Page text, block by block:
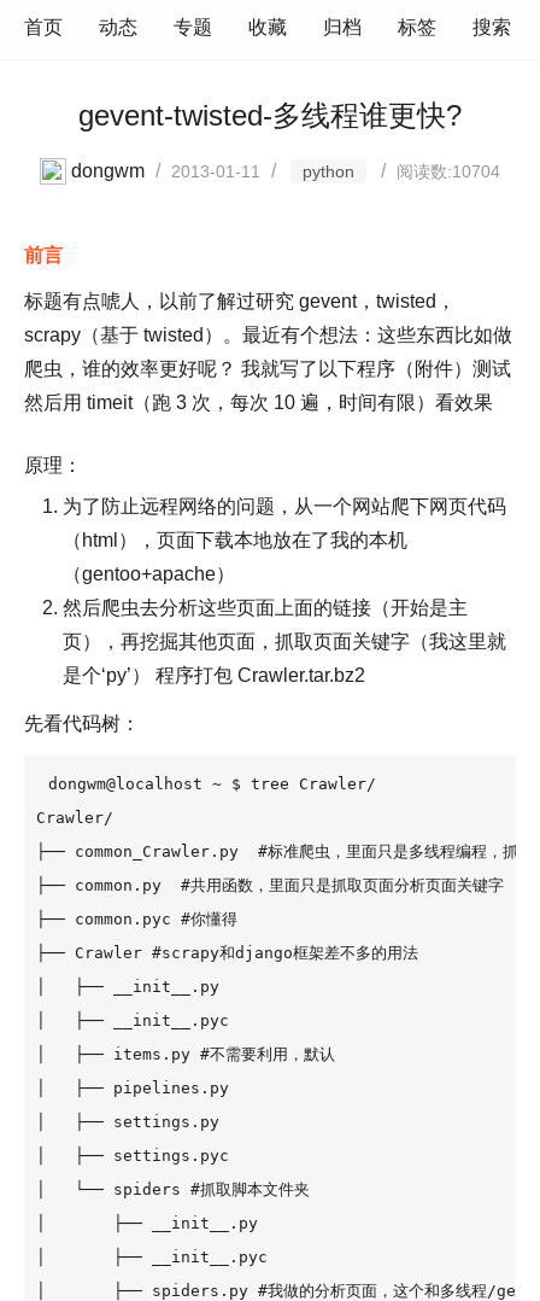
首页 动态 专题 收藏 归档 标签 搜索
gevent-twisted-多线程谁更快?
dongwm / 2013-01-11 / python / 阅读数:10704
前言
标题有点唬人，以前了解过研究 gevent，twisted，
scrapy（基于 twisted）。最近有个想法：这些东西比如做
爬虫，谁的效率更好呢？ 我就写了以下程序（附件）测试
然后用 timeit（跑 3 次，每次 10 遍，时间有限）看效果
原理：
为了防止远程网络的问题，从一个网站爬下网页代码
（html），页面下载本地放在了我的本机
（gentoo+apache）
然后爬虫去分析这些页面上面的链接（开始是主
页），再挖掘其他页面，抓取页面关键字（我这里就
是个‘py’） 程序打包 Crawler.tar.bz2
先看代码树：
dongwm@localhost ~ $ tree Crawler/
Crawler/
├── common_Crawler.py  #标准爬虫，里面只是多线程编程，抓取
├── common.py  #共用函数，里面只是抓取页面分析页面关键字
├── common.pyc #你懂得
├── Crawler #scrapy和django框架差不多的用法
│   ├── __init__.py
│   ├── __init__.pyc
│   ├── items.py #不需要利用，默认
│   ├── pipelines.py
│   ├── settings.py
│   ├── settings.pyc
│   └── spiders #抓取脚本文件夹
│       ├── __init__.py
│       ├── __init__.pyc
│       ├── spiders.py #我做的分析页面，这个和多线程/gevent调